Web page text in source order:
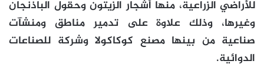
للأراضي الزراعية، منها أشجار الزيتون وحقول الباذنجان
وغيرها، وذلك علاوة على تدمير مناطق ومنشآت
صناعية من بينها مصنع كوكاكولا وشركة للصناعات
الدوائية.